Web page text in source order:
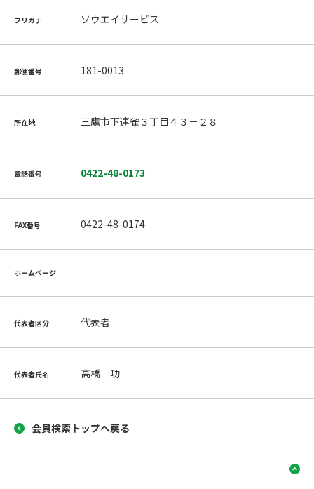
フリガナ ソウエイサービス
郵便番号 181-0013
所在地 三鷹市下連雀３丁目４３－２８
電話番号 0422-48-0173
FAX番号 0422-48-0174
ホームページ
代表者区分 代表者
代表者氏名 高橋 功
会員検索トップへ戻る